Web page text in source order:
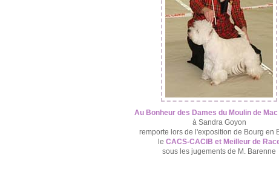
Au Bonheur des Dames du Moulin de
à Sandra Goyon
remporte lors de l'exposition de Bourg en
le CACS-CACIB et Meilleur de
sous les jugements de M. Barenne